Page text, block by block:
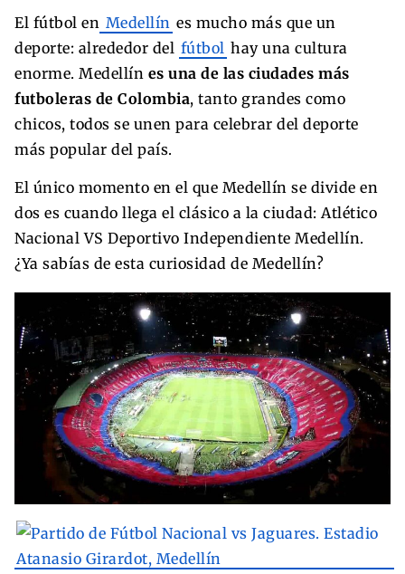
El fútbol en Medellín es mucho más que un
deporte: alrededor del fútbol hay una cultura
enorme. Medellín es una de las ciudades más
futboleras de Colombia, tanto grandes como
chicos, todos se unen para celebrar del deporte
más popular del país.
El único momento en el que Medellín se divide en
dos es cuando llega el clásico a la ciudad: Atlético
Nacional VS Deportivo Independiente Medellín.
¿Ya sabías de esta curiosidad de Medellín?